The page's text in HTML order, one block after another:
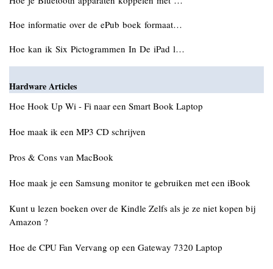
Hoe informatie over de ePub boek formaat…
Hoe kan ik Six Pictogrammen In De iPad l…
Hardware Articles
Hoe Hook Up Wi - Fi naar een Smart Book Laptop
Hoe maak ik een MP3 CD schrijven
Pros & Cons van MacBook
Hoe maak je een Samsung monitor te gebruiken met een iBook
Kunt u lezen boeken over de Kindle Zelfs als je ze niet kopen bij
Amazon ?
Hoe de CPU Fan Vervang op een Gateway 7320 Laptop